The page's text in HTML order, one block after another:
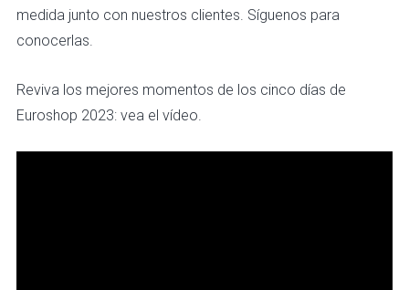
medida junto con nuestros clientes. Síguenos para
conocerlas.
Reviva los mejores momentos de los cinco días de
Euroshop 2023: vea el vídeo.